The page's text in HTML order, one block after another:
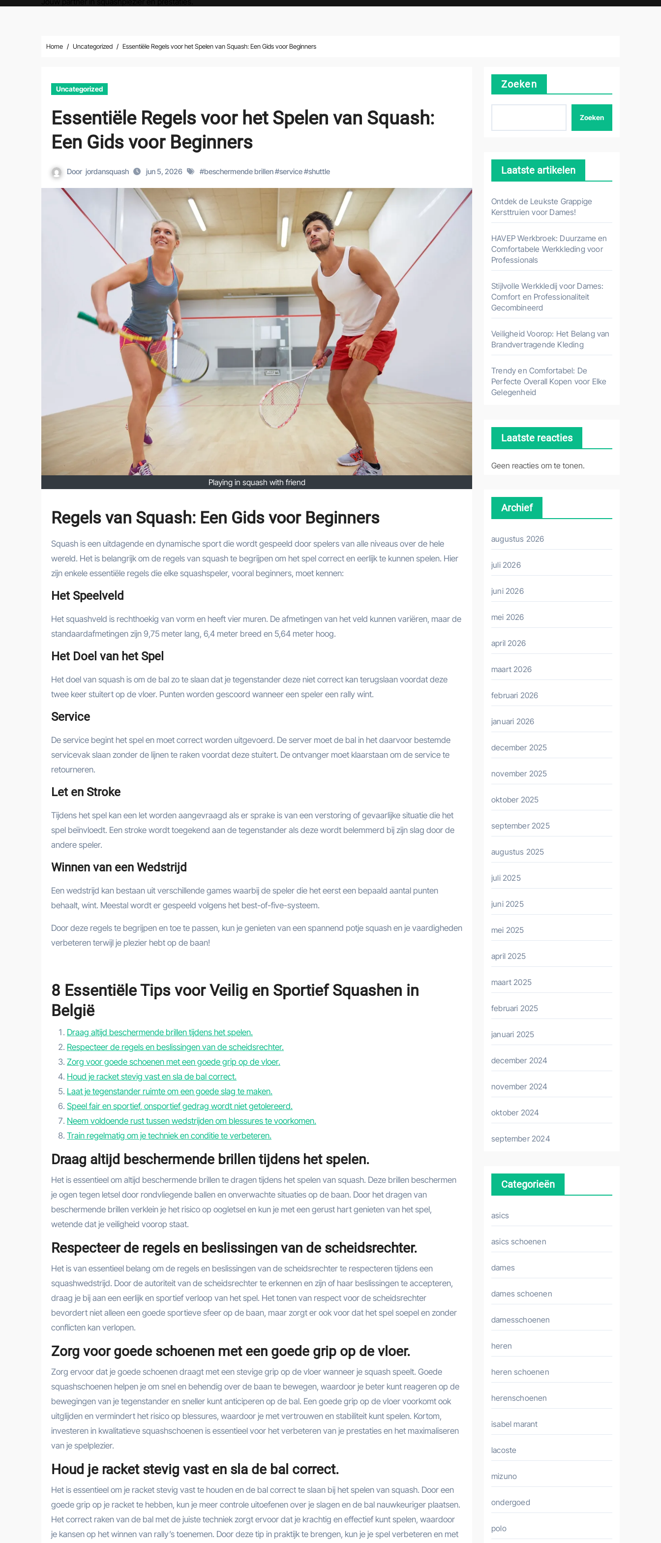
Home Uncategorized Essentiële Regels voor het Spelen van Squash: Een Gids voor Beginners
Uncategorized
Essentiële Regels voor het Spelen van Squash:
Een Gids voor Beginners
Door jordansquash jun 5, 2026 #beschermende brillen#service#shuttle
Playing in squash with friend
Regels van Squash: Een Gids voor Beginners
Squash is een uitdagende en dynamische sport die wordt gespeeld door spelers van alle niveaus over de hele
wereld. Het is belangrijk om de regels van squash te begrijpen om het spel correct en eerlijk te kunnen spelen. Hier
zijn enkele essentiële regels die elke squashspeler, vooral beginners, moet kennen:
Het Speelveld
Het squashveld is rechthoekig van vorm en heeft vier muren. De afmetingen van het veld kunnen variëren, maar de
standaardafmetingen zijn 9,75 meter lang, 6,4 meter breed en 5,64 meter hoog.
Het Doel van het Spel
Het doel van squash is om de bal zo te slaan dat je tegenstander deze niet correct kan terugslaan voordat deze
twee keer stuitert op de vloer. Punten worden gescoord wanneer een speler een rally wint.
Service
De service begint het spel en moet correct worden uitgevoerd. De server moet de bal in het daarvoor bestemde
servicevak slaan zonder de lijnen te raken voordat deze stuitert. De ontvanger moet klaarstaan om de service te
retourneren.
Let en Stroke
Tijdens het spel kan een let worden aangevraagd als er sprake is van een verstoring of gevaarlijke situatie die het
spel beïnvloedt. Een stroke wordt toegekend aan de tegenstander als deze wordt belemmerd bij zijn slag door de
andere speler.
Winnen van een Wedstrijd
Een wedstrijd kan bestaan uit verschillende games waarbij de speler die het eerst een bepaald aantal punten
behaalt, wint. Meestal wordt er gespeeld volgens het best-of-five-systeem.
Door deze regels te begrijpen en toe te passen, kun je genieten van een spannend potje squash en je vaardigheden
verbeteren terwijl je plezier hebt op de baan!
8 Essentiële Tips voor Veilig en Sportief Squashen in
België
Draag altijd beschermende brillen tijdens het spelen.
Respecteer de regels en beslissingen van de scheidsrechter.
Zorg voor goede schoenen met een goede grip op de vloer.
Houd je racket stevig vast en sla de bal correct.
Laat je tegenstander ruimte om een goede slag te maken.
Speel fair en sportief, onsportief gedrag wordt niet getolereerd.
Neem voldoende rust tussen wedstrijden om blessures te voorkomen.
Train regelmatig om je techniek en conditie te verbeteren.
Draag altijd beschermende brillen tijdens het spelen.
Het is essentieel om altijd beschermende brillen te dragen tijdens het spelen van squash. Deze brillen beschermen
je ogen tegen letsel door rondvliegende ballen en onverwachte situaties op de baan. Door het dragen van
beschermende brillen verklein je het risico op oogletsel en kun je met een gerust hart genieten van het spel,
wetende dat je veiligheid voorop staat.
Respecteer de regels en beslissingen van de scheidsrechter.
Het is van essentieel belang om de regels en beslissingen van de scheidsrechter te respecteren tijdens een
squashwedstrijd. Door de autoriteit van de scheidsrechter te erkennen en zijn of haar beslissingen te accepteren,
draag je bij aan een eerlijk en sportief verloop van het spel. Het tonen van respect voor de scheidsrechter
bevordert niet alleen een goede sportieve sfeer op de baan, maar zorgt er ook voor dat het spel soepel en zonder
conflicten kan verlopen.
Zorg voor goede schoenen met een goede grip op de vloer.
Zorg ervoor dat je goede schoenen draagt met een stevige grip op de vloer wanneer je squash speelt. Goede
squashschoenen helpen je om snel en behendig over de baan te bewegen, waardoor je beter kunt reageren op de
bewegingen van je tegenstander en sneller kunt anticiperen op de bal. Een goede grip op de vloer voorkomt ook
uitglijden en vermindert het risico op blessures, waardoor je met vertrouwen en stabiliteit kunt spelen. Kortom,
investeren in kwalitatieve squashschoenen is essentieel voor het verbeteren van je prestaties en het maximaliseren
van je spelplezier.
Houd je racket stevig vast en sla de bal correct.
Het is essentieel om je racket stevig vast te houden en de bal correct te slaan bij het spelen van squash. Door een
goede grip op je racket te hebben, kun je meer controle uitoefenen over je slagen en de bal nauwkeuriger plaatsen.
Het correct raken van de bal met de juiste techniek zorgt ervoor dat je krachtig en effectief kunt spelen, waardoor
je kansen op het winnen van rally’s toenemen. Door deze tip in praktijk te brengen, kun je je spel verbeteren en met
Zoeken
Zoeken
Laatste artikelen
Ontdek de Leukste Grappige
Kersttruien voor Dames!
HAVEP Werkbroek: Duurzame en
Comfortabele Werkkleding voor
Professionals
Stijlvolle Werkkledij voor Dames:
Comfort en Professionaliteit
Gecombineerd
Veiligheid Voorop: Het Belang van
Brandvertragende Kleding
Trendy en Comfortabel: De
Perfecte Overall Kopen voor Elke
Gelegenheid
Laatste reacties
Geen reacties om te tonen.
Archief
augustus 2026
juli 2026
juni 2026
mei 2026
april 2026
maart 2026
februari 2026
januari 2026
december 2025
november 2025
oktober 2025
september 2025
augustus 2025
juli 2025
juni 2025
mei 2025
april 2025
maart 2025
februari 2025
januari 2025
december 2024
november 2024
oktober 2024
september 2024
Categorieën
asics
asics schoenen
dames
dames schoenen
damesschoenen
heren
heren schoenen
herenschoenen
isabel marant
lacoste
mizuno
ondergoed
polo